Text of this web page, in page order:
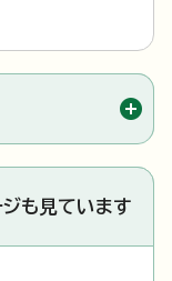
も見ています